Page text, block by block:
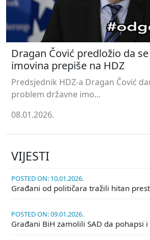
Dragan Čović predložio da
imovina prepiše na HDZ
Predsjednik HDZ-a Dragan Čović
problem državne imo...
08.01.2026.
VIJESTI
POSTED ON: 10.01.2026.
Građani od političara tražili hitan
POSTED ON: 09.01.2026.
Građani BiH zamolili SAD da pohapsi